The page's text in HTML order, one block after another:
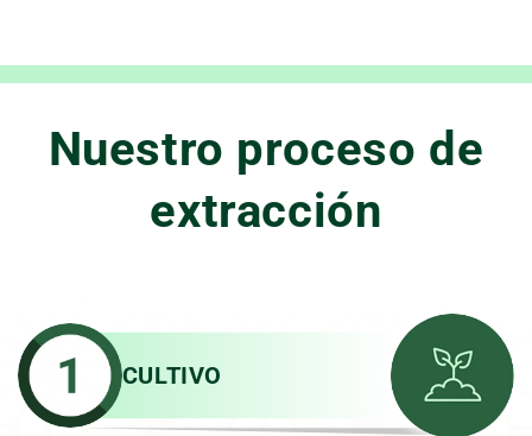
Nuestro proceso de
extracción
CULTIVO